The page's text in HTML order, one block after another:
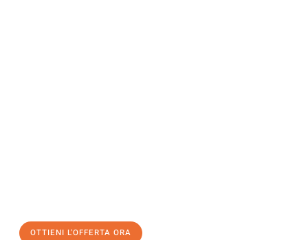
OTTIENI L'OFFERTA ORA